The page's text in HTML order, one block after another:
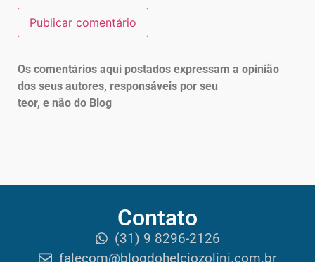
Os comentários aqui postados expressam a opinião
dos seus autores, responsáveis por seu
teor, e não do Blog
Contato
(31) 9 8296-2126
falecom@blogdohelciozolini.com.br